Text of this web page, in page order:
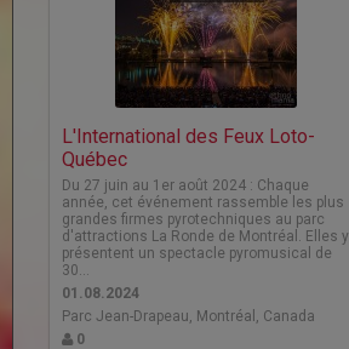
L'International des Feux Loto-
Québec
Du 27 juin au 1er août 2024 : Chaque
année, cet événement rassemble les plus
grandes firmes pyrotechniques au parc
d'attractions La Ronde de Montréal. Elles y
présentent un spectacle pyromusical de
30…
01.08.2024
Parc Jean-Drapeau, Montréal, Canada
0